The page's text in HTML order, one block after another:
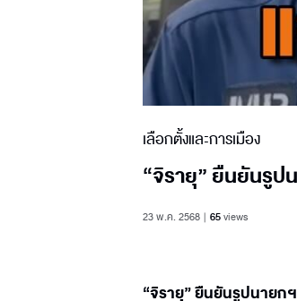
เลือกตั้งและการเมือง
“จิรายุ” ยืนยันรูป
23 พ.ค. 2568 65views
“จิรายุ” ยืนยันรูปนายก